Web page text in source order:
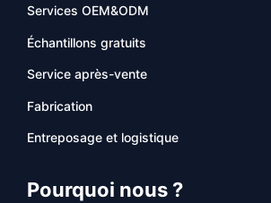
Services OEM&ODM
Échantillons gratuits
Service après-vente
Fabrication
Entreposage et logistique
Pourquoi nous ?